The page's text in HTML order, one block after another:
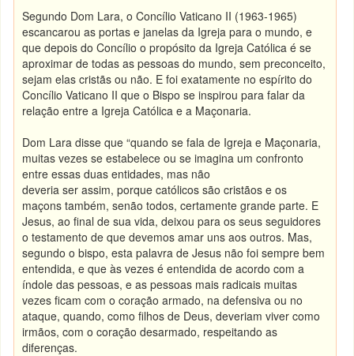
Segundo Dom Lara, o Concílio Vaticano II (1963-1965)
escancarou as portas e janelas da Igreja para o mundo, e
que depois do Concílio o propósito da Igreja Católica é se
aproximar de todas as pessoas do mundo, sem preconceito,
sejam elas cristãs ou não. E foi exatamente no espírito do
Concílio Vaticano II que o Bispo se inspirou para falar da
relação entre a Igreja Católica e a Maçonaria.
Dom Lara disse que “quando se fala de Igreja e Maçonaria,
muitas vezes se estabelece ou se imagina um confronto
entre essas duas entidades, mas não
deveria ser assim, porque católicos são cristãos e os
maçons também, senão todos, certamente grande parte. E
Jesus, ao final de sua vida, deixou para os seus seguidores
o testamento de que devemos amar uns aos outros. Mas,
segundo o bispo, esta palavra de Jesus não foi sempre bem
entendida, e que às vezes é entendida de acordo com a
índole das pessoas, e as pessoas mais radicais muitas
vezes ficam com o coração armado, na defensiva ou no
ataque, quando, como filhos de Deus, deveriam viver como
irmãos, com o coração desarmado, respeitando as
diferenças.